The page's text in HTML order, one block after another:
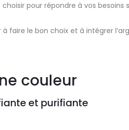
pour répondre à vos besoins
faire le bon choix et à intégrer
couleur
et purifiante